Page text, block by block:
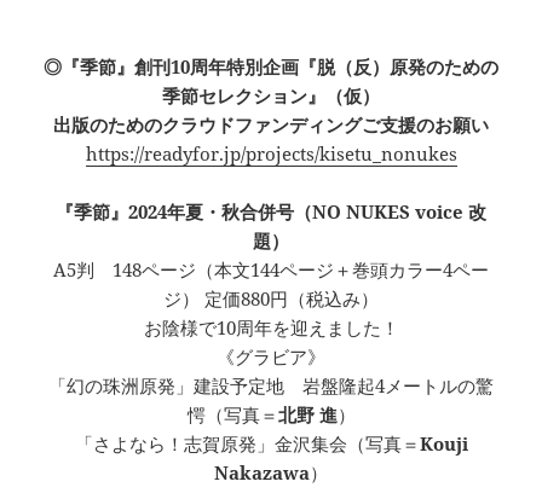
◎『季節』創刊10周年特別企画『脱（反）原発のための
季節セレクション』（仮）
出版のためのクラウドファンディングご支援のお願い
https://readyfor.jp/projects/kisetu_nonukes
『季節』2024年夏・秋合併号（NO NUKES voice 改
題）
A5判 148ページ（本文144ページ＋巻頭カラー4ペー
ジ） 定価880円（税込み）
お陰様で10周年を迎えました！
《グラビア》
「幻の珠洲原発」建設予定地 岩盤隆起4メートルの驚
愕（写真＝北野 進）
「さよなら！志賀原発」金沢集会（写真＝Kouji
Nakazawa）